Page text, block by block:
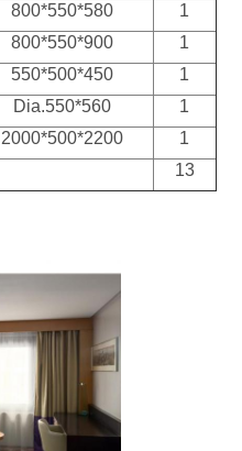
800*550*580
1
800*550*900
1
550*500*450
1
Dia.550*560
1
2000*500*2200
1
13